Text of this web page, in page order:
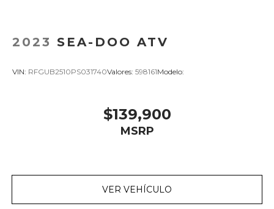
2023 SEA-DOO ATV
VIN: RFGUB2510PS031740Valores: 598161Modelo:
$139,900
MSRP
VER VEHÍCULO